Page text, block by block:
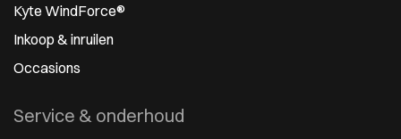
Kyte WindForce®
Inkoop & inruilen
Occasions
Service & onderhoud